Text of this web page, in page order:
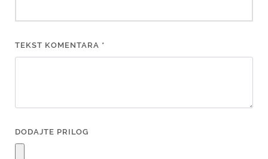
TEKST KOMENTARA *
DODAJTE PRILOG